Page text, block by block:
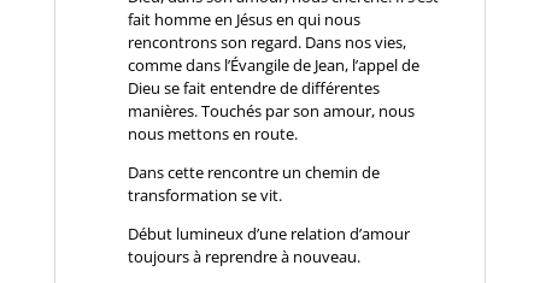
fait homme en Jésus en qui nous
rencontrons son regard. Dans nos vies,
comme dans l’Évangile de Jean, l’appel de
Dieu se fait entendre de différentes
manières. Touchés par son amour, nous
nous mettons en route.
Dans cette rencontre un chemin de
transformation se vit.
Début lumineux d’une relation d’amour
toujours à reprendre à nouveau.